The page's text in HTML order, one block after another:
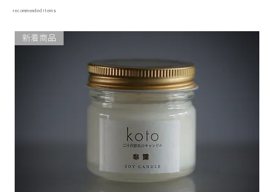
recommended items
新着商品